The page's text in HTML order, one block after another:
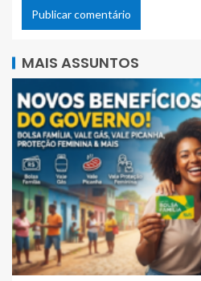
MAIS ASSUNTOS